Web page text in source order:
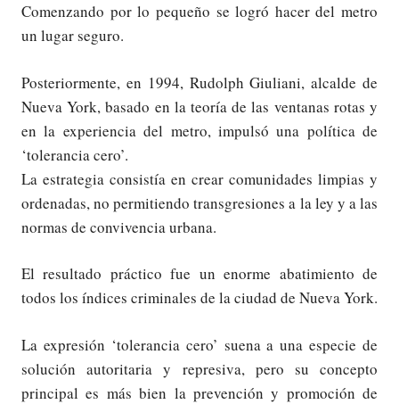
Comenzando por lo pequeño se logró hacer del metro
un lugar seguro.
Posteriormente, en 1994, Rudolph Giuliani, alcalde de
Nueva York, basado en la teoría de las ventanas rotas y
en la experiencia del metro, impulsó una política de
‘tolerancia cero’.
La estrategia consistía en crear comunidades limpias y
ordenadas, no permitiendo transgresiones a la ley y a las
normas de convivencia urbana.
El resultado práctico fue un enorme abatimiento de
todos los índices criminales de la ciudad de Nueva York.
La expresión ‘tolerancia cero’ suena a una especie de
solución autoritaria y represiva, pero su concepto
principal es más bien la prevención y promoción de